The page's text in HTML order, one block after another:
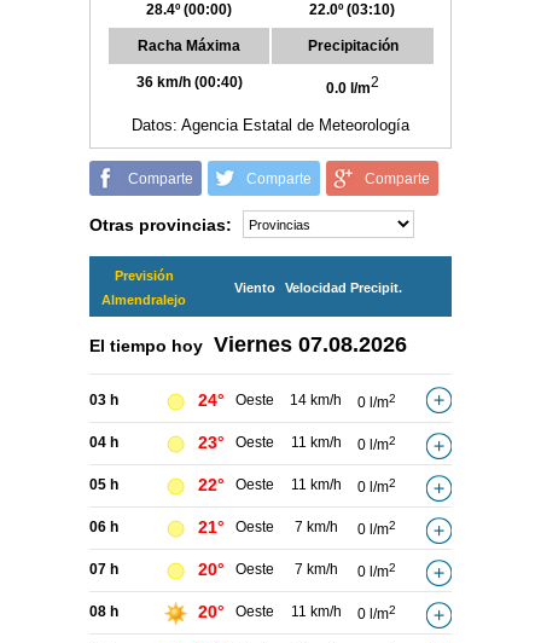
28.4º (00:00) 22.0º (03:10)
Racha Máxima
36 km/h (00:40)
Precipitación
0.0 l/m2
Datos: Agencia Estatal de Meteorología
Comparte Comparte Comparte
Otras provincias:
Previsión
Almendralejo
Viento Velocidad Precipit.
El tiempo hoy Viernes 07.08.2026
03 h 24° Oeste 14 km/h 0 l/m2
04 h 23° Oeste 11 km/h 0 l/m2
05 h 22° Oeste 11 km/h 0 l/m2
06 h 21° Oeste 7 km/h 0 l/m2
07 h 20° Oeste 7 km/h 0 l/m2
08 h 20° Oeste 11 km/h 0 l/m2